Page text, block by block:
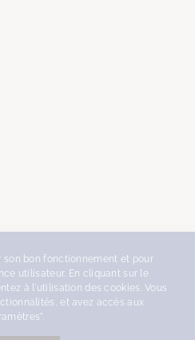
bon fonctionnement et pour
utilisateur. En cliquant sur le
à l'utilisation des cookies. Vous
et avez accès aux